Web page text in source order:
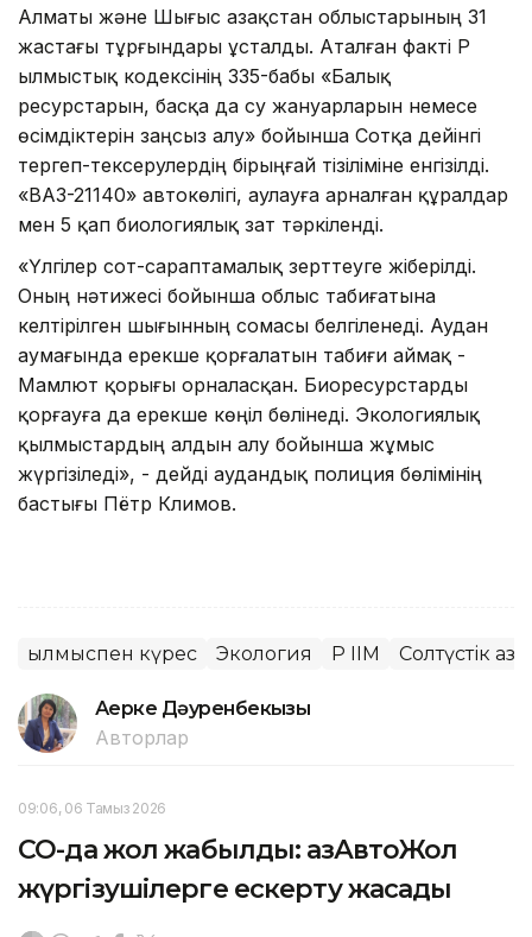
Алматы және Шығыс Қазақстан облыстарының 31
жастағы тұрғындары ұсталды. Аталған факті ҚР
Қылмыстық кодексінің 335-бабы «Балық
ресурстарын, басқа да су жануарларын немесе
өсімдіктерін заңсыз алу» бойынша Сотқа дейінгі
тергеп-тексерулердің бірыңғай тізіліміне енгізілді.
«ВАЗ-21140» автокөлігі, аулауға арналған құралдар
мен 5 қап биологиялық зат тәркіленді.
«Үлгілер сот-сараптамалық зерттеуге жіберілді.
Оның нәтижесі бойынша облыс табиғатына
келтірілген шығынның сомасы белгіленеді. Аудан
аумағында ерекше қорғалатын табиғи аймақ -
Мамлют қорығы орналасқан. Биоресурстарды
қорғауға да ерекше көңіл бөлінеді. Экологиялық
қылмыстардың алдын алу бойынша жұмыс
жүргізіледі», - дейді аудандық полиция бөлімінің
бастығы Пётр Климов.
Қылмыспен күрес Экология ҚР ІІМ Солтүстік
Ақерке Дәуренбекқызы
Авторлар
09:06, 06 Тамыз 2026
СҚО-да жол жабылды: ҚазАвтоЖол
жүргізушілерге ескерту жасады